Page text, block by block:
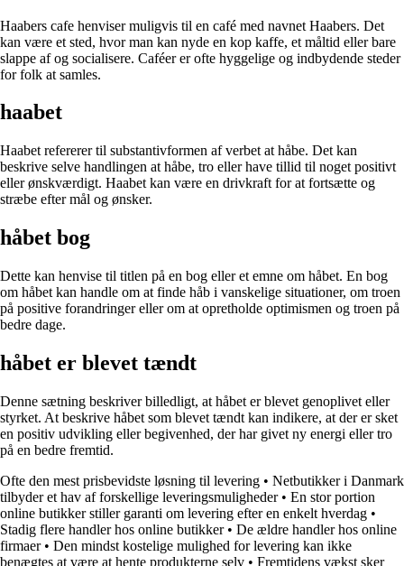
Haabers cafe henviser muligvis til en café med navnet Haabers. Det
kan være et sted, hvor man kan nyde en kop kaffe, et måltid eller bare
slappe af og socialisere. Caféer er ofte hyggelige og indbydende steder
for folk at samles.
haabet
Haabet refererer til substantivformen af verbet at håbe. Det kan
beskrive selve handlingen at håbe, tro eller have tillid til noget positivt
eller ønskværdigt. Haabet kan være en drivkraft for at fortsætte og
stræbe efter mål og ønsker.
håbet bog
Dette kan henvise til titlen på en bog eller et emne om håbet. En bog
om håbet kan handle om at finde håb i vanskelige situationer, om troen
på positive forandringer eller om at opretholde optimismen og troen på
bedre dage.
håbet er blevet tændt
Denne sætning beskriver billedligt, at håbet er blevet genoplivet eller
styrket. At beskrive håbet som blevet tændt kan indikere, at der er sket
en positiv udvikling eller begivenhed, der har givet ny energi eller tro
på en bedre fremtid.
Ofte den mest prisbevidste løsning til levering • Netbutikker i Danmark
tilbyder et hav af forskellige leveringsmuligheder• En stor portion
online butikker stiller garanti om levering efter en enkelt hverdag •
Stadig flere handler hos online butikker• De ældre handler hos online
firmaer• Den mindst kostelige mulighed for levering kan ikke
benægtes at være at hente produkterne selv • Fremtidens vækst sker